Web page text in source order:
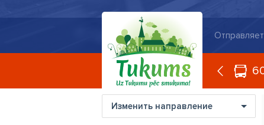
Изменить направление